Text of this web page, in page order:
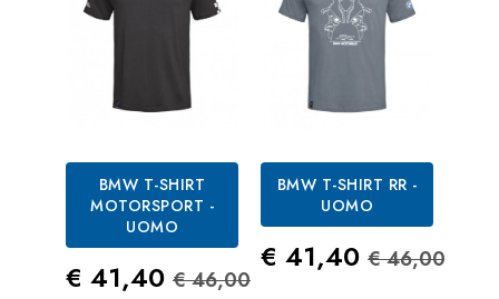
BMW T-SHIRT
MOTORSPORT -
UOMO
Prezzo
€ 41,40 Prezzo Standard
€ 46,00
BMW T-SHIRT RR -
UOMO
Prezzo
€ 41,40 Prezzo
€ 46,00